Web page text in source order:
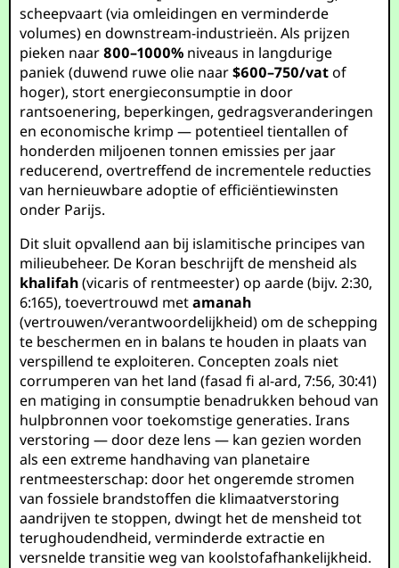
scheepvaart (via omleidingen en verminderde
volumes) en downstream-industrieën. Als prijzen
pieken naar800–1000% niveaus in langdurige
paniek (duwend ruwe olie naar$600–750/vatof
hoger), stort energieconsumptie in door
rantsoenering, beperkingen, gedragsveranderingen
en economische krimp — potentieel tientallen of
honderden miljoenen tonnen emissies per jaar
reducerend, overtreffend de incrementele reducties
van hernieuwbare adoptie of efficiëntiewinsten
onder Parijs.
Dit sluit opvallend aan bij islamitische principes van
milieubeheer. De Koran beschrijft de mensheid als
khalifah(vicaris of rentmeester) op aarde (bijv. 2:30,
6:165), toevertrouwd metamanah
(vertrouwen/verantwoordelijkheid) om de schepping
te beschermen en in balans te houden in plaats van
verspillend te exploiteren. Concepten zoals niet
corrumperen van het land (fasad fi al-ard, 7:56, 30:41)
en matiging in consumptie benadrukken behoud van
hulpbronnen voor toekomstige generaties. Irans
verstoring — door deze lens — kan gezien worden
als een extreme handhaving van planetaire
rentmeesterschap: door het ongeremde stromen
van fossiele brandstoffen die klimaatverstoring
aandrijven te stoppen, dwingt het de mensheid tot
terughoudendheid, verminderde extractie en
versnelde transitie weg van koolstofafhankelijkheid.